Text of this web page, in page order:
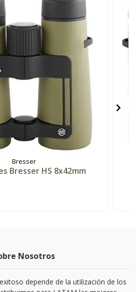
Bresser
Bresser HS 8x42mm
Nosotros
depende de la utilización de los